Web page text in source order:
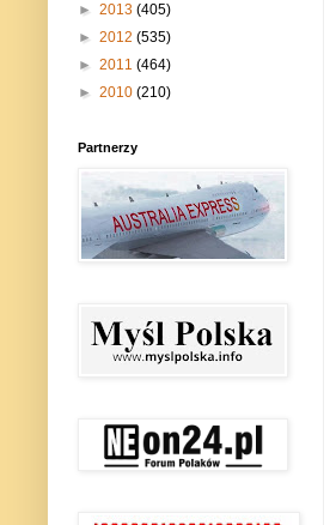
► 2013 (405)
► 2012 (535)
► 2011 (464)
► 2010 (210)
Partnerzy